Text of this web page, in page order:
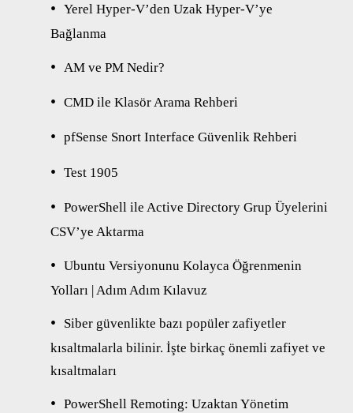
Yerel Hyper-V’den Uzak Hyper-V’ye
Bağlanma
AM ve PM Nedir?
CMD ile Klasör Arama Rehberi
pfSense Snort Interface Güvenlik Rehberi
Test 1905
PowerShell ile Active Directory Grup Üyelerini
CSV’ye Aktarma
Ubuntu Versiyonunu Kolayca Öğrenmenin
Yolları | Adım Adım Kılavuz
Siber güvenlikte bazı popüler zafiyetler
kısaltmalarla bilinir. İşte birkaç önemli zafiyet ve
kısaltmaları
PowerShell Remoting: Uzaktan Yönetim